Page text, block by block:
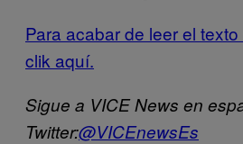
Para acabar de leer el
clik aquí.
Sigue a VICE News en
Twitter:@VICEnewsEs